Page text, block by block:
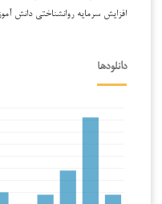
افزایش سرمایه روانشناختی دانش
دانلودها